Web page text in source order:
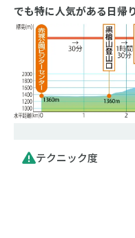
でも特に人気がある日帰
テクニック度